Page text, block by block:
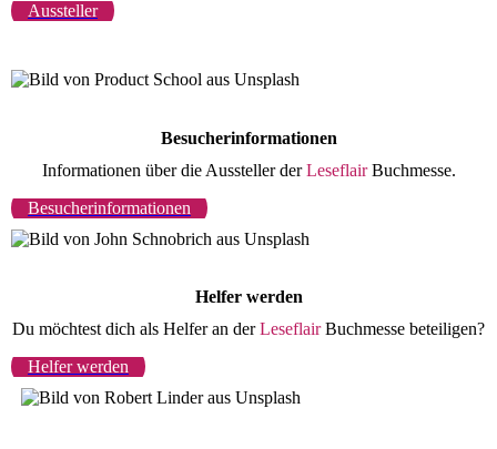
Aussteller
Besucherinformationen
Informationen über die Aussteller derLeseflairBuchmesse.
Besucherinformationen
Helfer werden
Du möchtest dich als Helfer an derLeseflairBuchmesse beteiligen?
Helfer werden